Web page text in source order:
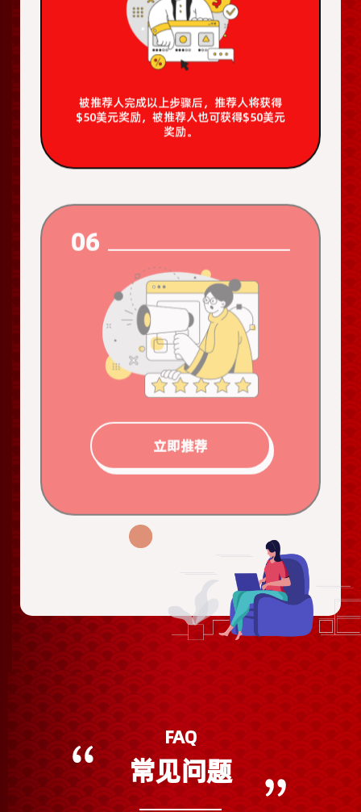
被推荐人完成以上步骤后，推荐人将获得
$50美元奖励，被推荐人也可获得$50美元
奖励。
立即推荐
FAQ
常见问题